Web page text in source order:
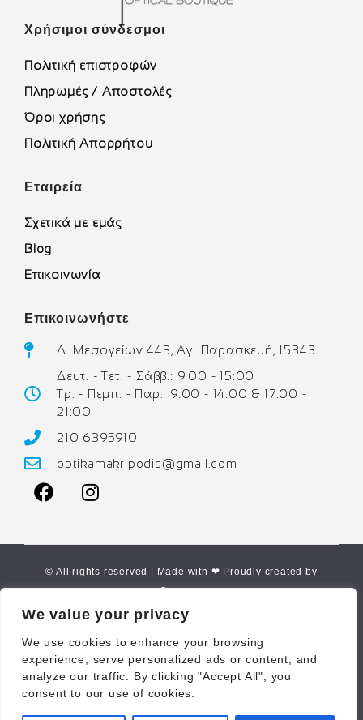
We value your privacy
We use cookies to enhance your browsing
experience, serve personalized ads or content, and
analyze our traffic. By clicking "Accept All", you
consent to our use of cookies.
Χρήσιμοι σύνδεσμοι
Πολιτική επιστροφών
Πληρωμές / Αποστολές
Όροι χρήσης
Πολιτική Απορρήτου
Εταιρεία
Σχετικά με εμάς
Blog
Επικοινωνία
Επικοινωνήστε
Λ. Μεσογείων 443, Αγ. Παρασκευή, 15343
Δευτ. - Τετ. - Σάββ.: 9:00 - 15:00
Τρ. - Πεμπ. - Παρ.: 9:00 - 14:00 & 17:00 -
21:00
210 6395910
optikamakripodis@gmail.com
© All rights reserved | Made with ❤ Proudly created by
Corne.gr